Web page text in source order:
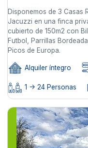
Disponemos de 3 Casas
Jacuzzi en una finca
cubierto de 150m2 con
Futbol, Parrillas
Picos de Europa.
Alquiler íntegro
1 -> 24 Personas